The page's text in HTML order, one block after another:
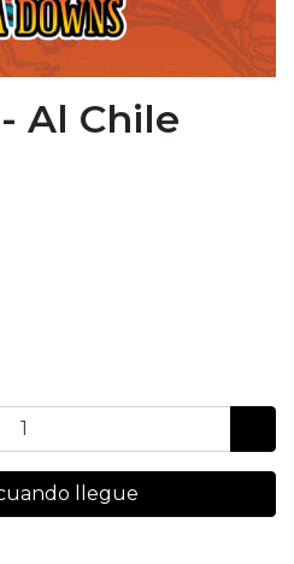
Al Chile
llegue